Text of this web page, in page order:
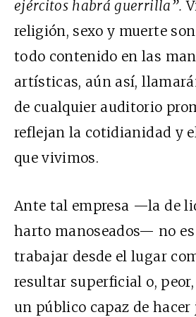
ejércitos habrá guerrilla”.
religión, sexo y muerte
todo contenido en las
artísticas, aún así,
de cualquier auditorio
reflejan la cotidianidad y
que vivimos.
Ante tal empresa —la de
harto manoseados— no
trabajar desde el lugar
resultar superficial o,
un público capaz de